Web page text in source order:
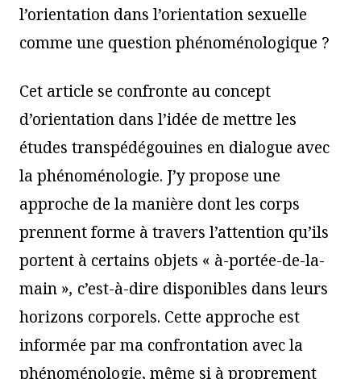
l’orientation dans l’orientation sexuelle
comme une question phénoménologique ?
Cet article se confronte au concept
d’orientation dans l’idée de mettre les
études transpédégouines en dialogue avec
la phénoménologie. J’y propose une
approche de la manière dont les corps
prennent forme à travers l’attention qu’ils
portent à certains objets « à-portée-de-la-
main », c’est-à-dire disponibles dans leurs
horizons corporels. Cette approche est
informée par ma confrontation avec la
phénoménologie, même si à proprement